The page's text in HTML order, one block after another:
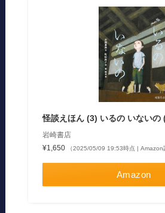
怪談えほん (3) いるの いないの
岩崎書店
¥1,650
（2025/05/09 19:53時点 | Amazon
Amazon